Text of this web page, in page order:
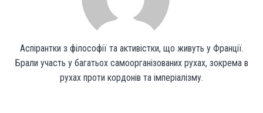
Аспірантки з філософії та активістки, що живуть у Франції.
Брали участь у багатьох самоорганізованих рухах, зокрема в
рухах проти кордонів та імперіалізму.